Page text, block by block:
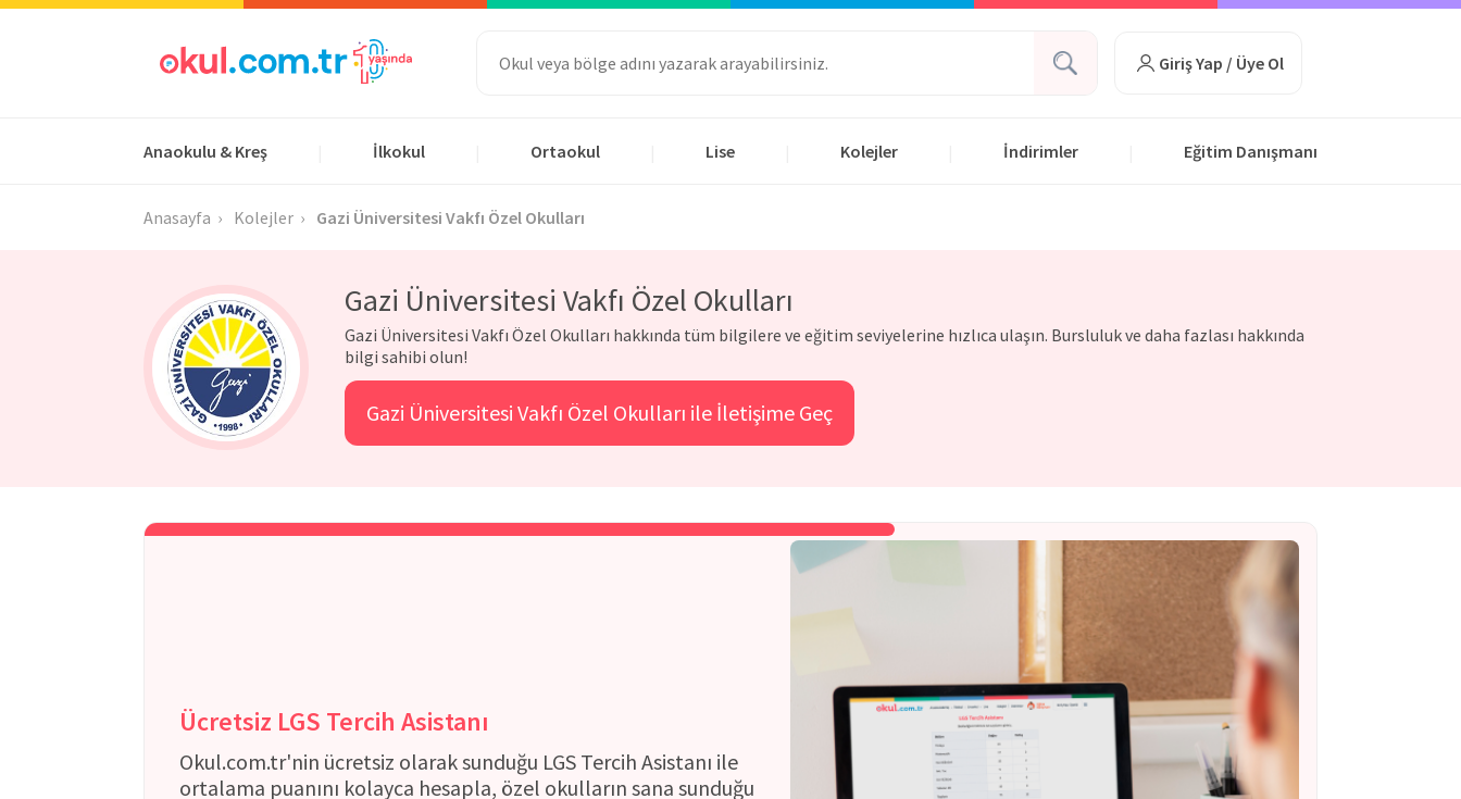
Giriş Yap / Üye Ol
Anaokulu & Kreş İlkokul Ortaokul Lise Kolejler İndirimler Eğitim Danışmanı
Anasayfa Kolejler Gazi Üniversitesi Vakfı Özel Okulları
Gazi Üniversitesi Vakfı Özel Okulları
Gazi Üniversitesi Vakfı Özel Okulları hakkında tüm bilgilere ve eğitim seviyelerine hızlıca ulaşın. Bursluluk ve daha fazlası hakkında
bilgi sahibi olun!
Gazi Üniversitesi Vakfı Özel Okulları ile İletişime Geç
Ücretsiz LGS Tercih Asistanı
Okul.com.tr'nin ücretsiz olarak sunduğu LGS Tercih Asistanı ile
ortalama puanını kolayca hesapla, özel okulların sana sunduğu